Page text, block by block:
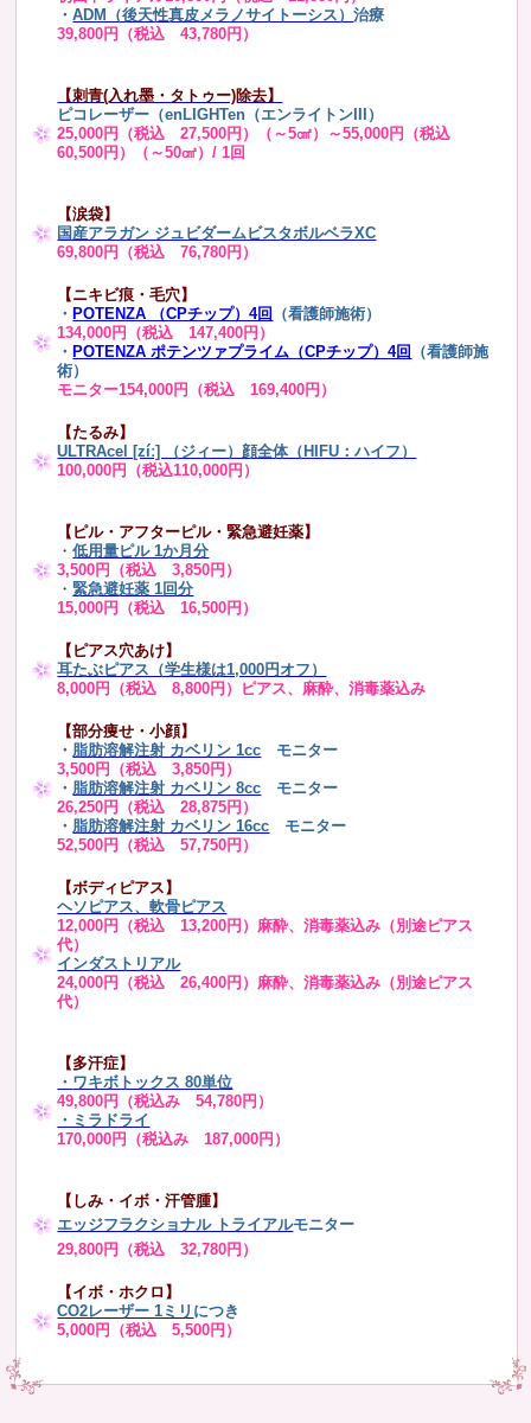
・ADM（後天性真皮メラノサイトーシス）治療
39,800円（税込 43,780円）
【刺青(入れ墨・タトゥー)除去】
ピコレーザー（enLIGHTen（エンライトンIII）
25,000円（税込 27,500円）（～5㎠）～55,000円（税込
60,500円）（～50㎠）/ 1回
【涙袋】
国産アラガン ジュビダームビスタボルベラXC
69,800円（税込 76,780円）
【ニキビ痕・毛穴】
・ POTENZA （CPチップ）4回
（看護師施術）
134,000円（税込 147,400円）
・ POTENZA ポテンツァプライム（CPチップ）4回
（看護師施
術）
モニター154,000円（税込 169,400円）
【たるみ】
ULTRAcel [zíː] （ジィー）顔全体（HIFU：ハイフ）
100,000円（税込110,000円）
【ピル・アフターピル・緊急避妊薬】
・低用量ピル 1か月分
3,500円（税込 3,850円）
・緊急避妊薬 1回分
15,000円（税込 16,500円）
【ピアス穴あけ】
耳たぶピアス（学生様は1,000円オフ）
8,000円（税込 8,800円）ピアス、麻酔、消毒薬込み
【部分痩せ・小顔】
・ 脂肪溶解注射 カベリン 1cc モニター
3,500円（税込 3,850円）
・ 脂肪溶解注射 カベリン 8cc モニター
26,250円（税込 28,875円）
・ 脂肪溶解注射 カベリン 16cc
モニター
52,500円（税込 57,750円）
【ボディピアス】
ヘソピアス、軟骨ピアス
12,000円（税込 13,200円）麻酔、消毒薬込み（別途ピアス
代）
インダストリアル
24,000円（税込 26,400円）麻酔、消毒薬込み（別途ピアス
代）
【多汗症】
・ ワキボトックス 80単位
49,800円（税込み 54,780円）
・ミラドライ
170,000円（税込み 187,000円）
【しみ・イボ・汗管腫】
エッジフラクショナル トライアルモニター
29,800円（税込 32,780円）
【イボ・ホクロ】
CO2レーザー 1ミリ につき
5,000円（税込 5,500円）